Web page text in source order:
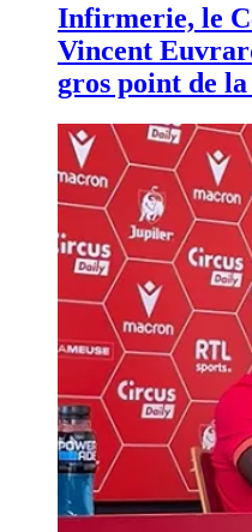
Infirmerie, le
Vincent
gros point de la